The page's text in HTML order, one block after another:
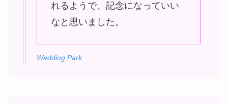
れるようで、記念になっていい
なと思いました。
Wedding Park